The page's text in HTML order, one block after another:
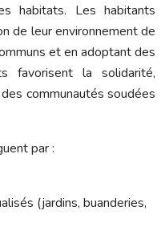
habitats. Les habitants
de leur environnement de
et en adoptant des
favorisent la solidarité,
communautés soudées
par :
(jardins, buanderies,